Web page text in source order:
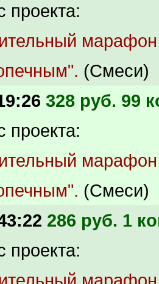
проекта:
(Смеси)
328 руб. 99
проекта:
(Смеси)
286 руб. 1
проекта: